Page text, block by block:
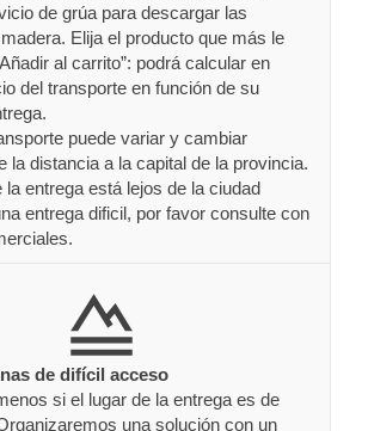
de grúa para descargar las
Elija el producto que más le
al carrito”: podrá calcular en
del transporte en función de su
puede variar y cambiar
la distancia a la capital de la provincia.
la entrega está lejos de la ciudad
entrega dificil, por favor consulte con
de difícil acceso
si el lugar de la entrega es de
una solución con un